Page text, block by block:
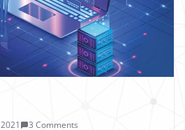
3 Comments